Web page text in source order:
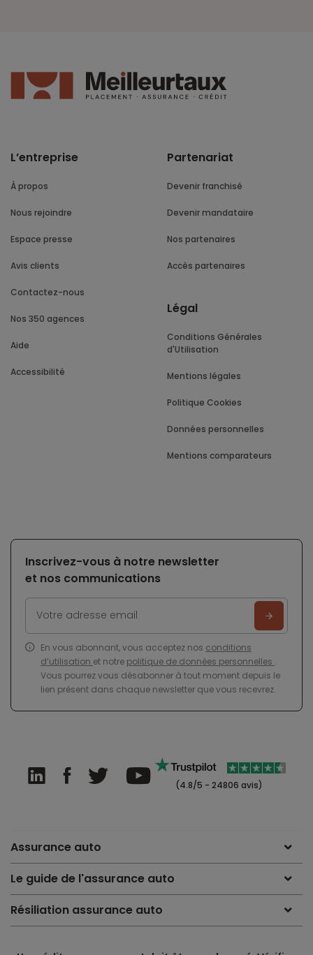
L’entreprise
À propos
Nous rejoindre
Espace presse
Avis clients
Contactez-nous
Nos 350 agences
Aide
Accessibilité
Partenariat
Devenir franchisé
Devenir mandataire
Nos partenaires
Accès partenaires
Légal
Conditions Générales
d'Utilisation
Mentions légales
Politique Cookies
Données personnelles
Mentions comparateurs
Inscrivez-vous à notre newsletter
et nos communications
En vous abonnant, vous acceptez nos conditions
d’utilisation et notre politique de données personnelles .
Vous pourrez vous désabonner à tout moment depuis le
lien présent dans chaque newsletter que vous recevrez.
(4.8/5 - 24806 avis)
Assurance auto
Le guide de l'assurance auto
Résiliation assurance auto